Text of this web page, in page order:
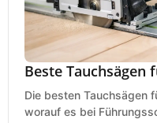
Beste
Die besten Tauchsägen
worauf es bei